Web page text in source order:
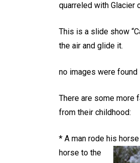
quarreled with Glacier
This is a slide show
the air and glide it.
no images were found
There are some more
from their childhood:
* A man rode his
horse to the